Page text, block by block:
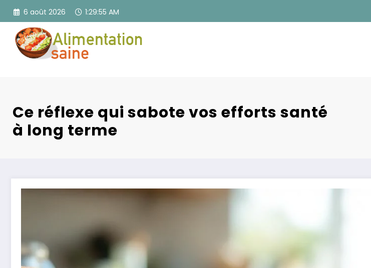
Aller
contenu
6 août 2026 1:29:56 AM
Ce réflexe qui sabote vos efforts santé
à long terme